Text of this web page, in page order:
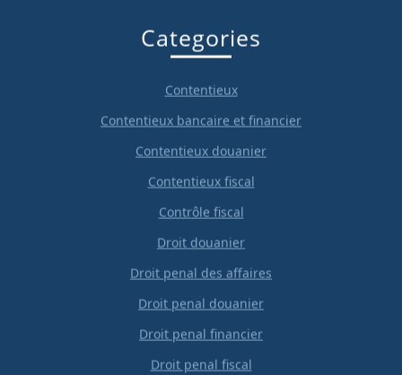
Categories
Contentieux
Contentieux bancaire et financier
Contentieux douanier
Contentieux fiscal
Contrôle fiscal
Droit douanier
Droit penal des affaires
Droit penal douanier
Droit penal financier
Droit penal fiscal